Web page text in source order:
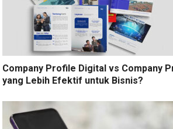
Company Profile Digital vs Company
yang Lebih Efektif untuk Bisnis?